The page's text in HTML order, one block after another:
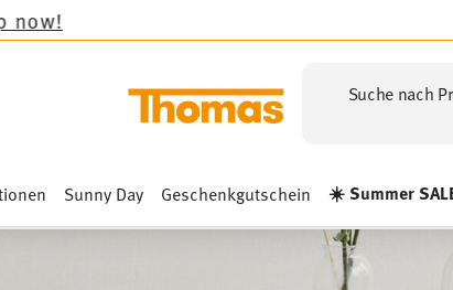
Suche nach
Sunny Day Geschenkgutschein ☀️ Summer